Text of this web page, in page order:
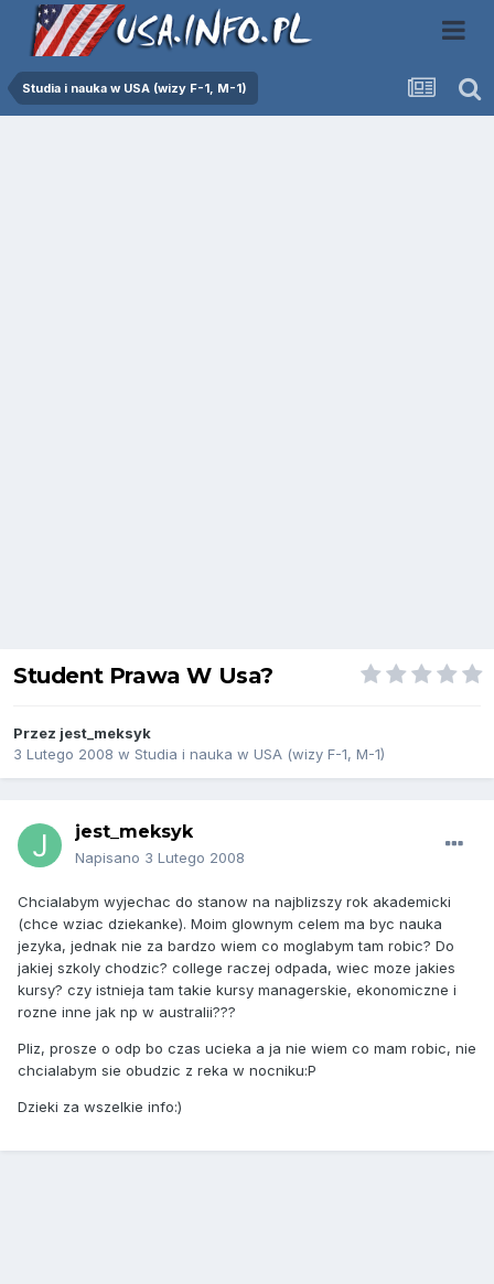
Studia i nauka w USA (wizy F-1, M-1)
Student Prawa W Usa?
Przez jest_meksyk
3 Lutego 2008 w Studia i nauka w USA (wizy F-1, M-1)
jest_meksyk
Napisano 3 Lutego 2008
Chcialabym wyjechac do stanow na najblizszy rok akademicki
(chce wziac dziekanke). Moim glownym celem ma byc nauka
jezyka, jednak nie za bardzo wiem co moglabym tam robic? Do
jakiej szkoly chodzic? college raczej odpada, wiec moze jakies
kursy? czy istnieja tam takie kursy managerskie, ekonomiczne i
rozne inne jak np w australii???
Pliz, prosze o odp bo czas ucieka a ja nie wiem co mam robic, nie
chcialabym sie obudzic z reka w nocniku:P
Dzieki za wszelkie info:)